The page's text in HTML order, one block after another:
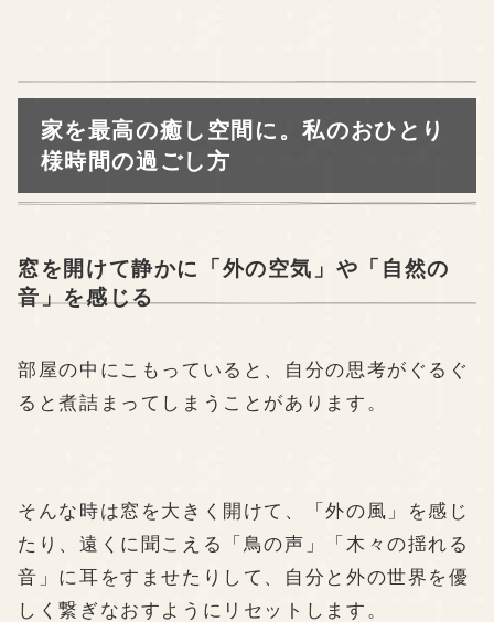
家を最高の癒し空間に。私のおひとり
様時間の過ごし方
窓を開けて静かに「外の空気」や「自然の
音」を感じる
部屋の中にこもっていると、自分の思考がぐるぐ
ると煮詰まってしまうことがあります。
そんな時は窓を大きく開けて、「外の風」を感じ
たり、遠くに聞こえる「鳥の声」「木々の揺れる
音」に耳をすませたりして、自分と外の世界を優
しく繋ぎなおすようにリセットします。